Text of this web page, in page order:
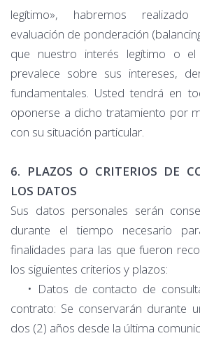
legítimo», habremos
evaluación de ponderación
que nuestro interés legítimo o
prevalece sobre sus intereses,
fundamentales. Usted tendrá en
oponerse a dicho tratamiento por
con su situación particular.
6. PLAZOS O CRITERIOS DE
LOS DATOS
Sus datos personales serán
durante el tiempo necesario
finalidades para las que fueron
los siguientes criterios y plazos:
• Datos de contacto de
contrato: Se conservarán durante
dos (2) años desde la última